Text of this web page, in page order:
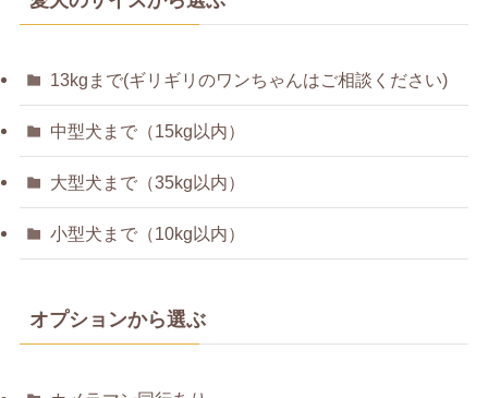
13kgまで(ギリギリのワンちゃんはご相談ください)
中型犬まで（15kg以内）
大型犬まで（35kg以内）
小型犬まで（10kg以内）
オプションから選ぶ